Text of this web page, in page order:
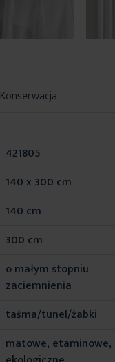
Konserwacja
421805
140 x 300 cm
140 cm
300 cm
o małym stopniu
zaciemnienia
taśma/tunel/żabki
matowe, etaminowe,